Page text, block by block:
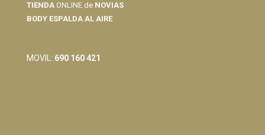
TIENDA ONLINE de NOVIAS
BODY ESPALDA AL AIRE
MOVIL: 690 160 421